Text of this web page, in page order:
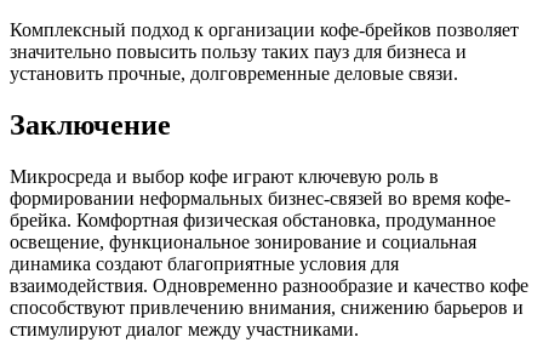
Комплексный подход к организации кофе-брейков позволяет
значительно повысить пользу таких пауз для бизнеса и
установить прочные, долговременные деловые связи.
Заключение
Микросреда и выбор кофе играют ключевую роль в
формировании неформальных бизнес-связей во время кофе-
брейка. Комфортная физическая обстановка, продуманное
освещение, функциональное зонирование и социальная
динамика создают благоприятные условия для
взаимодействия. Одновременно разнообразие и качество кофе
способствуют привлечению внимания, снижению барьеров и
стимулируют диалог между участниками.